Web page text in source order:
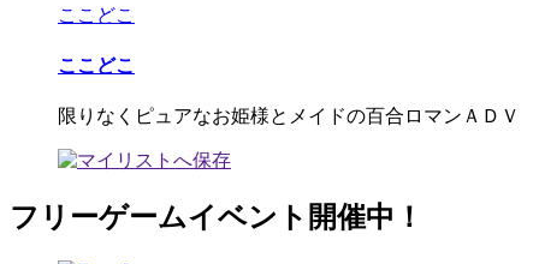
ここどこ
ここどこ
限りなくピュアなお姫様とメイドの百合ロマンＡＤＶ
フリーゲームイベント開催中！